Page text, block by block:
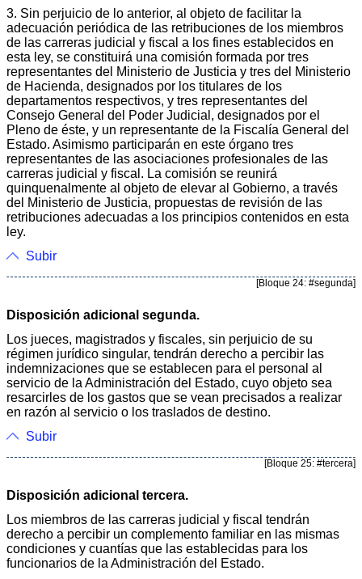
3. Sin perjuicio de lo anterior, al objeto de facilitar la
adecuación periódica de las retribuciones de los miembros
de las carreras judicial y fiscal a los fines establecidos en
esta ley, se constituirá una comisión formada por tres
representantes del Ministerio de Justicia y tres del Ministerio
de Hacienda, designados por los titulares de los
departamentos respectivos, y tres representantes del
Consejo General del Poder Judicial, designados por el
Pleno de éste, y un representante de la Fiscalía General del
Estado. Asimismo participarán en este órgano tres
representantes de las asociaciones profesionales de las
carreras judicial y fiscal. La comisión se reunirá
quinquenalmente al objeto de elevar al Gobierno, a través
del Ministerio de Justicia, propuestas de revisión de las
retribuciones adecuadas a los principios contenidos en esta
ley.
Subir
[Bloque 24: #segunda]
Disposición adicional segunda.
Los jueces, magistrados y fiscales, sin perjuicio de su
régimen jurídico singular, tendrán derecho a percibir las
indemnizaciones que se establecen para el personal al
servicio de la Administración del Estado, cuyo objeto sea
resarcirles de los gastos que se vean precisados a realizar
en razón al servicio o los traslados de destino.
Subir
[Bloque 25: #tercera]
Disposición adicional tercera.
Los miembros de las carreras judicial y fiscal tendrán
derecho a percibir un complemento familiar en las mismas
condiciones y cuantías que las establecidas para los
funcionarios de la Administración del Estado.